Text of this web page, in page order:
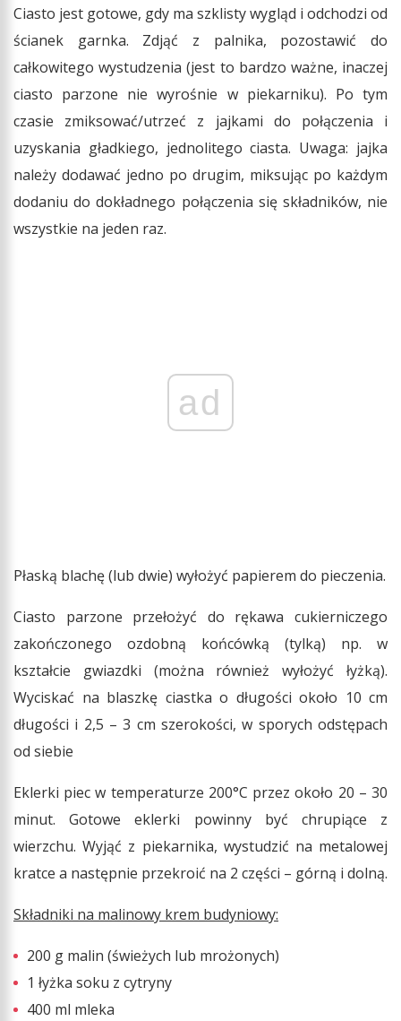
Ciasto jest gotowe, gdy ma szklisty wygląd i odchodzi od
ścianek garnka. Zdjąć z palnika, pozostawić do
całkowitego wystudzenia (jest to bardzo ważne, inaczej
ciasto parzone nie wyrośnie w piekarniku). Po tym
czasie zmiksować/utrzeć z jajkami do połączenia i
uzyskania gładkiego, jednolitego ciasta. Uwaga: jajka
należy dodawać jedno po drugim, miksując po każdym
dodaniu do dokładnego połączenia się składników, nie
wszystkie na jeden raz.
ad
Płaską blachę (lub dwie) wyłożyć papierem do pieczenia.
Ciasto parzone przełożyć do rękawa cukierniczego
zakończonego ozdobną końcówką (tylką) np. w
kształcie gwiazdki (można również wyłożyć łyżką).
Wyciskać na blaszkę ciastka o długości około 10 cm
długości i 2,5 – 3 cm szerokości, w sporych odstępach
od siebie
Eklerki piec w temperaturze 200°C przez około 20 – 30
minut. Gotowe eklerki powinny być chrupiące z
wierzchu. Wyjąć z piekarnika, wystudzić na metalowej
kratce a następnie przekroić na 2 części – górną i dolną.
Składniki na malinowy krem budyniowy:
200 g malin (świeżych lub mrożonych)
1 łyżka soku z cytryny
400 ml mleka